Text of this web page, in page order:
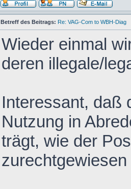
Betreff des Beitrags: Re: VAG-Com to WBH-Diag
Wieder einmal
deren illegale/
Interessant, daß
Nutzung in
trägt, wie der